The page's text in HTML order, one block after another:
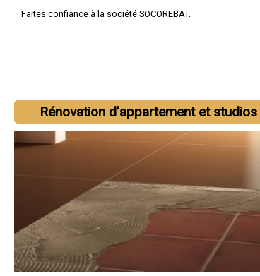
Faites confiance à la société SOCOREBAT.
Rénovation d’appartement et studios